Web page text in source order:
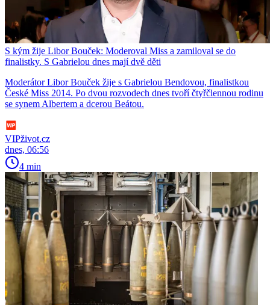
S kým žije Libor Bouček: Moderoval Miss a zamiloval se do
finalistky. S Gabrielou dnes mají dvě děti
Moderátor Libor Bouček žije s Gabrielou Bendovou, finalistkou
České Miss 2014. Po dvou rozvodech dnes tvoří čtyřčlennou rodinu
se synem Albertem a dcerou Beátou.
VIPživot.cz
dnes, 06:56
4 min